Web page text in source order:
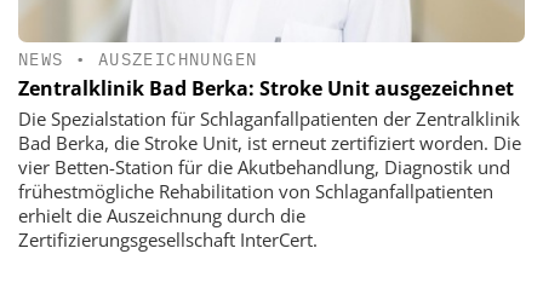
NEWS • AUSZEICHNUNGEN
Zentralklinik Bad Berka: Stroke Unit ausgezeichnet
Die Spezialstation für Schlaganfallpatienten der Zentralklinik
Bad Berka, die Stroke Unit, ist erneut zertifiziert worden. Die
vier Betten-Station für die Akutbehandlung, Diagnostik und
frühestmögliche Rehabilitation von Schlaganfallpatienten
erhielt die Auszeichnung durch die
Zertifizierungsgesellschaft InterCert.